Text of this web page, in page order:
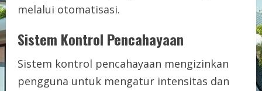
melalui otomatisasi.
Sistem Kontrol Pencahayaan
Sistem kontrol pencahayaan mengizinkan
pengguna untuk mengatur intensitas dan